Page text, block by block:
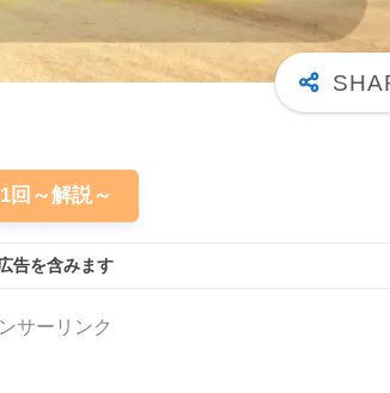
回～解説～
告を含みます
サーリンク